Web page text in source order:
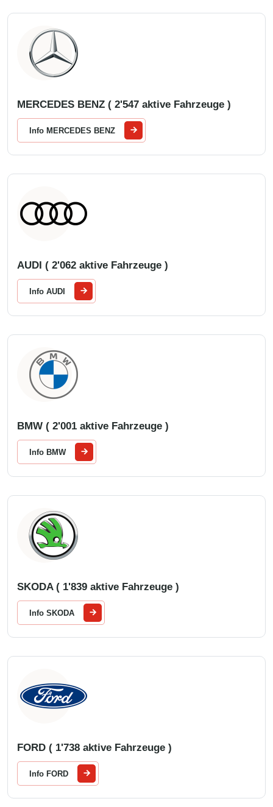
MERCEDES BENZ ( 2'547 aktive Fahrzeuge )
Info MERCEDES BENZ
AUDI ( 2'062 aktive Fahrzeuge )
Info AUDI
BMW ( 2'001 aktive Fahrzeuge )
Info BMW
SKODA ( 1'839 aktive Fahrzeuge )
Info SKODA
FORD ( 1'738 aktive Fahrzeuge )
Info FORD